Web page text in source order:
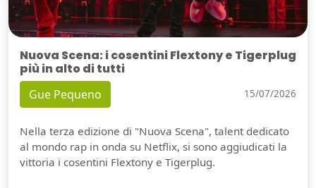
Nuova Scena: i cosentini Flextony e Tigerplug
più in alto di tutti
Gue Pequeno 15/07/2026
Nella terza edizione di "Nuova Scena", talent dedicato
al mondo rap in onda su Netflix, si sono aggiudicati la
vittoria i cosentini Flextony e Tigerplug.